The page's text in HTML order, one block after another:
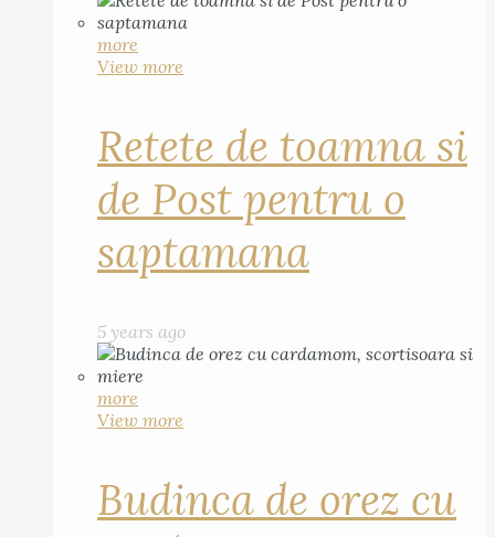
more
View more
Retete de toamna si
de Post pentru o
saptamana
5 years ago
more
View more
Budinca de orez cu